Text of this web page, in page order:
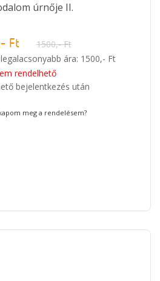
úrnője II.
Ft
1500,- Ft
ára: 1500,- Ft
rendelhető
bejelentkezés után
meg a rendelésem?